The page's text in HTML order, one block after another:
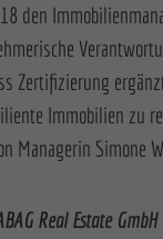
den
Zertifizierung
Immobilien zu
Managerin Simone
Real Estate